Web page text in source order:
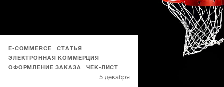
E-COMMERCE
СТАТЬЯ
ЭЛЕКТРОННАЯ КОММЕРЦИЯ
ОФОРМЛЕНИЕ ЗАКАЗА
ЧЕК-ЛИСТ
5 декабря